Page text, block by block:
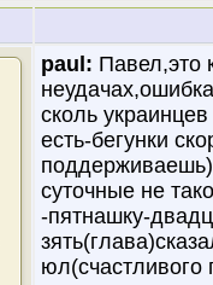
paul: Павел,это
сколь
есть-бегунки
суточные не
-пятнашку-
юл(счастливого